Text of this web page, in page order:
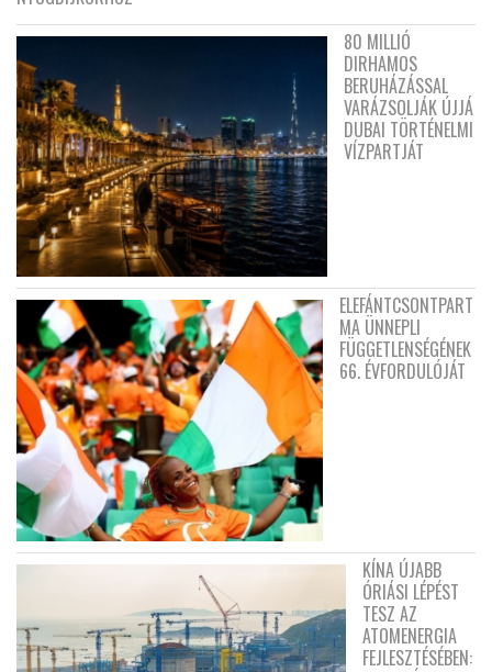
80 MILLIÓ
DIRHAMOS
BERUHÁZÁSSAL
VARÁZSOLJÁK ÚJJÁ
DUBAI TÖRTÉNELMI
VÍZPARTJÁT
ELEFÁNTCSONTPART
MA ÜNNEPLI
FÜGGETLENSÉGÉNEK
66. ÉVFORDULÓJÁT
KÍNA ÚJABB
ÓRIÁSI LÉPÉST
TESZ AZ
ATOMENERGIA
FEJLESZTÉSÉBEN: